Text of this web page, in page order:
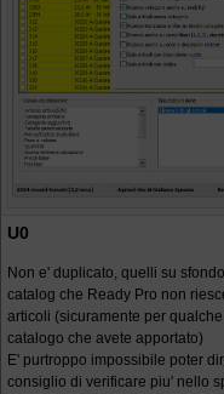
U0
Non e' duplicato, quelli su
catalog che Ready Pro non
articoli (sicuramente per
catalogo che avete apportato)
E' purtroppo impossibile poter
consiglio di verificare piu' nello